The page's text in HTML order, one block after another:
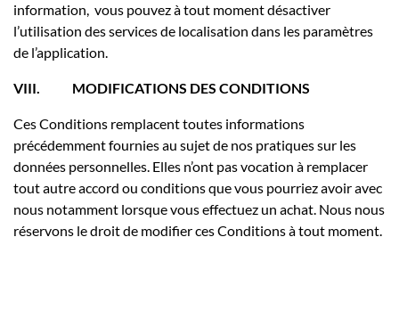
information, vous pouvez à tout moment désactiver
l’utilisation des services de localisation dans les paramètres
de l’application.
VIII. MODIFICATIONS DES CONDITIONS
Ces Conditions remplacent toutes informations
précédemment fournies au sujet de nos pratiques sur les
données personnelles. Elles n’ont pas vocation à remplacer
tout autre accord ou conditions que vous pourriez avoir avec
nous notamment lorsque vous effectuez un achat. Nous nous
réservons le droit de modifier ces Conditions à tout moment.